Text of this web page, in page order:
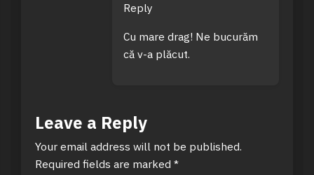
Reply
Cu mare drag! Ne bucurăm
că v-a plăcut.
Leave a Reply
Your email address will not be published.
Required fields are marked *